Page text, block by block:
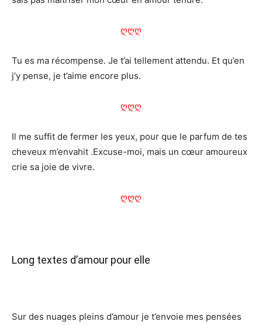
ღღღ
Tu es ma récompense. Je t’ai tellement attendu. Et qu’en
j’y pense, je t’aime encore plus.
ღღღ
Il me suffit de fermer les yeux, pour que le parfum de tes
cheveux m’envahit .Excuse-moi, mais un cœur amoureux
crie sa joie de vivre.
ღღღ
Long textes d’amour pour elle
Sur des nuages pleins d’amour je t’envoie mes pensées